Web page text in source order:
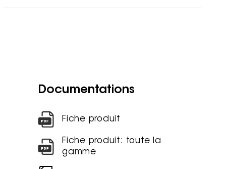
Documentations
Fiche produit
Fiche produit: toute la
gamme